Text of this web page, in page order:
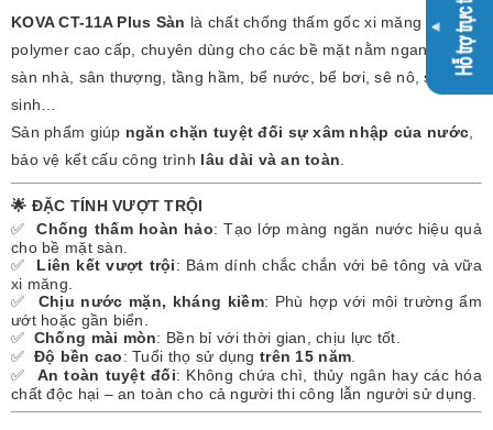
KOVA CT-11A Plus Sàn là chất chống thấm gốc xi măng
polymer cao cấp, chuyên dùng cho các bề mặt nằm ngang như
sàn nhà, sân thượng, tầng hầm, bể nước, bể bơi, sê nô, sàn vệ
sinh…
Sản phẩm giúp ngăn chặn tuyệt đối sự xâm nhập của nước
bảo vệ kết cấu công trình lâu dài và an toàn
🌟 ĐẶC TÍNH VƯỢT TRỘI
✅
Chống thấm hoàn hảo: Tạo lớp màng ngăn nước hiệu quả
cho bề mặt sàn.
✅
Liên kết vượt trội: Bám dính chắc chắn với bê tông và vữa
xi măng.
✅
Chịu nước mặn, kháng kiềm: Phù hợp với môi trường ẩm
ướt hoặc gần biển.
✅ Chống mài mòn: Bền bỉ với thời gian, chịu lực tốt.
✅ Độ bền cao: Tuổi thọ sử dụng trên 15 năm
✅ An toàn tuyệt đối: Không chứa chì, thủy ngân hay các hóa
chất độc hại – an toàn cho cả người thi công lẫn người sử dụng.